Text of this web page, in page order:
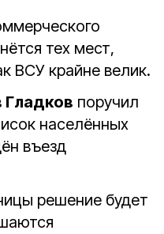
тех мест,
ВСУ крайне велик.
Гладков поручил
населённых
въезд
решение будет